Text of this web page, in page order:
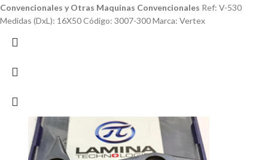
Convencionales y Otras Maquinas Convencionales Ref: V-530
Medidas (DxL): 16X50 Código: 3007-300 Marca: Vertex